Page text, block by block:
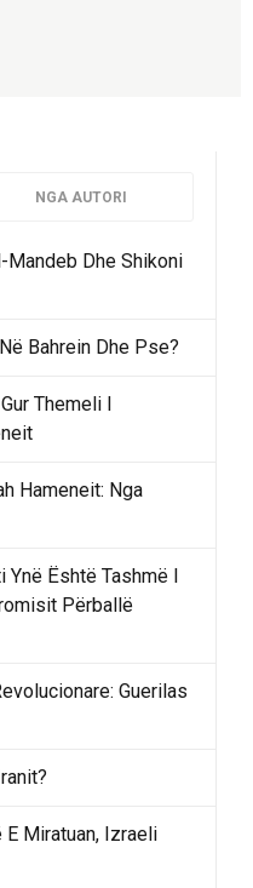
NGA AUTORI
Mandeb Dhe Shikoni
Bahrein Dhe Pse?
Themeli I
Hameneit: Nga
Është Tashmë I
Përballë
Guerilas
E Miratuan, Izraeli